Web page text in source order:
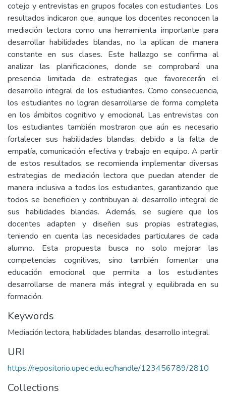
cotejo y entrevistas en grupos focales con estudiantes. Los
resultados indicaron que, aunque los docentes reconocen la
mediación lectora como una herramienta importante para
desarrollar habilidades blandas, no la aplican de manera
constante en sus clases. Este hallazgo se confirma al
analizar las planificaciones, donde se comprobará una
presencia limitada de estrategias que favorecerán el
desarrollo integral de los estudiantes. Como consecuencia,
los estudiantes no logran desarrollarse de forma completa
en los ámbitos cognitivo y emocional. Las entrevistas con
los estudiantes también mostraron que aún es necesario
fortalecer sus habilidades blandas, debido a la falta de
empatía, comunicación efectiva y trabajo en equipo. A partir
de estos resultados, se recomienda implementar diversas
estrategias de mediación lectora que puedan atender de
manera inclusiva a todos los estudiantes, garantizando que
todos se beneficien y contribuyan al desarrollo integral de
sus habilidades blandas. Además, se sugiere que los
docentes adapten y diseñen sus propias estrategias,
teniendo en cuenta las necesidades particulares de cada
alumno. Esta propuesta busca no solo mejorar las
competencias cognitivas, sino también fomentar una
educación emocional que permita a los estudiantes
desarrollarse de manera más integral y equilibrada en su
formación.
Keywords
Mediación lectora, habilidades blandas, desarrollo integral.
URI
https://repositorio.upec.edu.ec/handle/123456789/2810
Collections